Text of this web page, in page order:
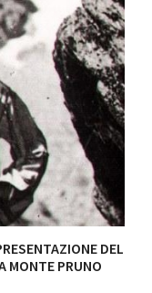
DEL
MONTE PRUNO